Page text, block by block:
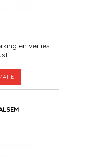
en verlies